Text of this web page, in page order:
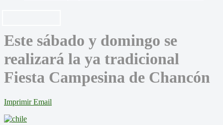
Este sábado y domingo se
realizará la ya tradicional
Fiesta Campesina de Chancón
Imprimir Email